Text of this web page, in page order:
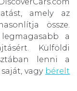
amely az
össze.
a
Külföldi
lenni a
vagy bérelt